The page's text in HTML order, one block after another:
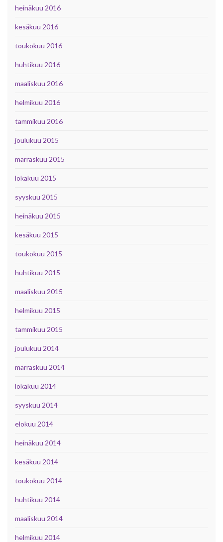
heinäkuu 2016
kesäkuu 2016
toukokuu 2016
huhtikuu 2016
maaliskuu 2016
helmikuu 2016
tammikuu 2016
joulukuu 2015
marraskuu 2015
lokakuu 2015
syyskuu 2015
heinäkuu 2015
kesäkuu 2015
toukokuu 2015
huhtikuu 2015
maaliskuu 2015
helmikuu 2015
tammikuu 2015
joulukuu 2014
marraskuu 2014
lokakuu 2014
syyskuu 2014
elokuu 2014
heinäkuu 2014
kesäkuu 2014
toukokuu 2014
huhtikuu 2014
maaliskuu 2014
helmikuu 2014